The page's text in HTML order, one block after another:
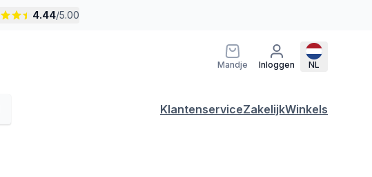
4.44/5.00
Mandje Inloggen NL
KlantenserviceZakelijkWinkels